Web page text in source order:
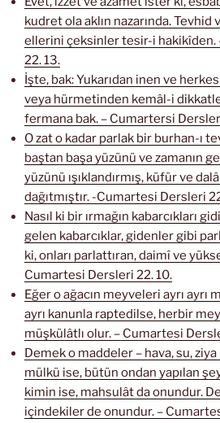
kudret ola aklın nazarında.
ellerini çeksinler tesir-i hakikîden.
22. 13.
İşte, bak: Yukarıdan inen ve
veya hürmetinden kemâl-i
fermana bak. – Cumartersi
O zat o kadar parlak bir burhan-ı
baştan başa yüzünü ve zamanın
yüzünü ışıklandırmış, küfür ve
dağıtmıştır. -Cumartesi Dersleri
Nasıl ki bir ırmağın kabarcıkları
gelen kabarcıklar, gidenler gibi
ki, onları parlattıran, daimî ve
Cumartesi Dersleri 22. 10.
Eğer o ağacın meyveleri ayrı ayrı
ayrı kanunla raptedilse, herbir
müşkülâtlı olur. – Cumartesi
Demek o maddeler – hava, su, ziya
mülkü ise, bütün ondan yapılan
kimin ise, mahsulât da onundur.
içindekiler de onundur. –